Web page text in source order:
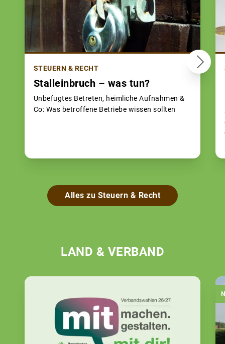
STEUERN & RECHT
Stalleinbruch – was tun?
Unbefugtes Betreten, heimliche Aufnahmen &
Co: Was betroffene Betriebe wissen sollten
Alles zu Steuern & Recht
LAND & VERBAND